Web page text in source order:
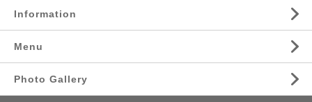
Information
Menu
Photo Gallery